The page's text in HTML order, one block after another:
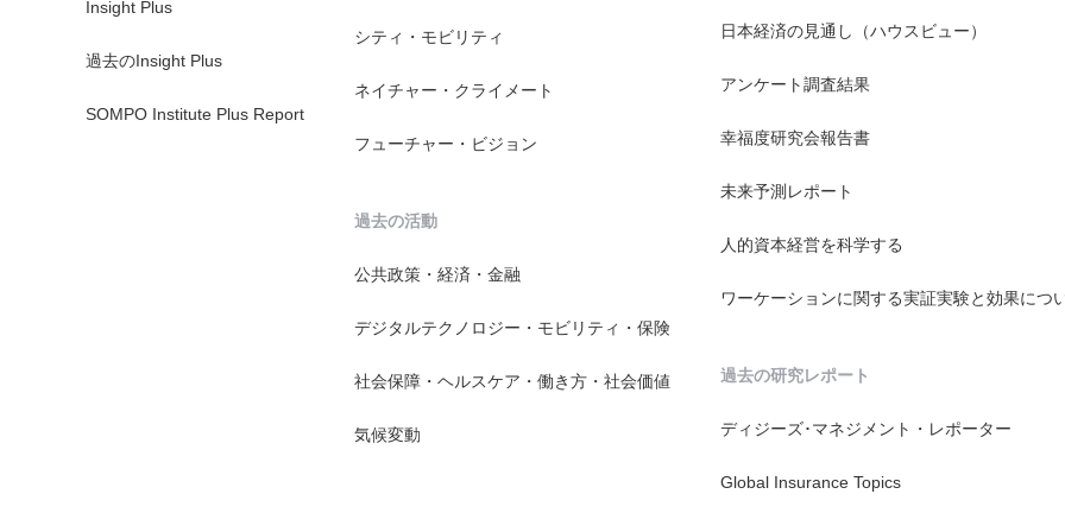
Insight Plus
過去のInsight Plus
SOMPO Institute Plus Report
シティ・モビリティ
ネイチャー・クライメート
フューチャー・ビジョン
過去の活動
公共政策・経済・金融
デジタルテクノロジー・モビリティ・保険
社会保障・ヘルスケア・働き方・社会価値
気候変動
日本経済の見通し（ハウスビュー）
アンケート調査結果
幸福度研究会報告書
未来予測レポート
人的資本経営を科学する
ワーケーションに関する実証実験と効果につ
過去の研究レポート
ディジーズ･マネジメント・レポーター
Global Insurance Topics